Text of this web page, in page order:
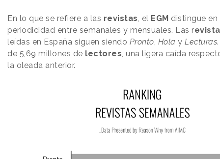
En lo que se refiere a las revistas , el EGM distingue
periodicidad entre semanales y mensuales. Las r
leídas en España siguen siendo Pronto Hola y Lecturas
de 5,69 millones de lectores , una ligera caída
la oleada anterior.